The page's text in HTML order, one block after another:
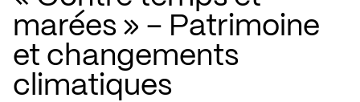
marées » – Patrimoine
et changements
climatiques